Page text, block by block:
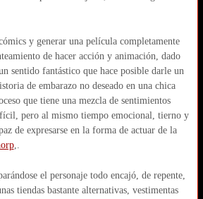
y generar una película completamente
de hacer acción y animación, dado
sentido fantástico que hace posible darle un
de embarazo no deseado en una chica
que tiene una mezcla de sentimientos
pero al mismo tiempo emocional, tierno y
de expresarse en la forma de actuar de la
,.
el personaje todo encajó, de repente,
tiendas bastante alternativas, vestimentas